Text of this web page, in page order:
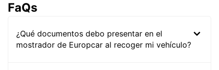
FaQs
¿Qué documentos debo presentar en el
mostrador de Europcar al recoger mi vehículo?